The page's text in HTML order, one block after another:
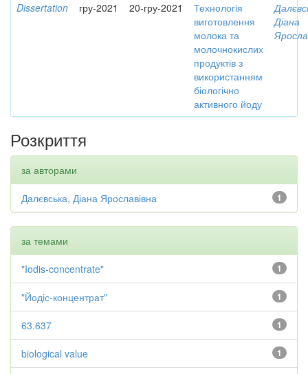
Dissertation гру-2021 20-гру-2021
Технологія
виготовлення
молока та
молочнокислих
продуктів з
використанням
біологічно
активного йоду
Діана
Розкриття
за авторами
1
Далєвська, Діана Ярославівна
за темами
1
"Iodis-concentrate"
1
"Йодіс-концентрат"
1
63.637
1
biological value